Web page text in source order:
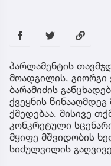
პარლამენტის
მოადგილის, გიორგი
ბარამიძის
ქვეყნის
ქმედებაა. მისივე
კონკრეტული
მყიფე მშვიდობის
სიძულვილის